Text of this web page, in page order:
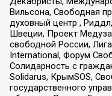
Вильсона, Свободная
духовный центр ,
Швеции, Проект
свободной России,
International, Форум
Солидарность с
Solidarus, КрымSOS,
государственного